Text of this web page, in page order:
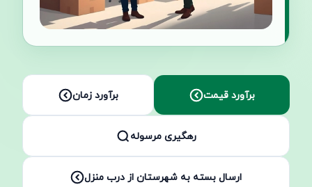
برآورد قیمت برآورد زمان
رهگیری مرسوله
ارسال بسته به شهرستان از درب منزل